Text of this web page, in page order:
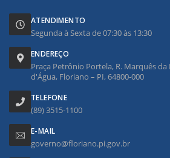
ATENDIMENTO
Segunda à Sexta de 07:30 às 13:30
ENDEREÇO
Praça Petrônio Portela, R. Marquês da
d'Água, Floriano – PI, 64800-000
TELEFONE
(89) 3515-1100
E-MAIL
governo@floriano.pi.gov.br